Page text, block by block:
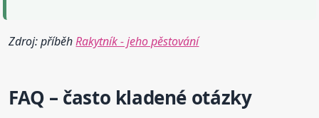
Zdroj: příběhRakytník - jeho pěstování
FAQ – často kladené otázky